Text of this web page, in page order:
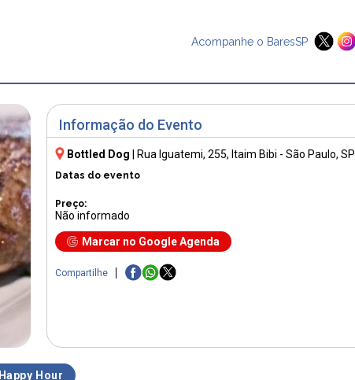
Acompanhe o BaresSP
Informação do Evento
Bottled Dog Rua Iguatemi, 255, Itaim Bibi - São Paulo, SP
Datas do evento
Preço:
Não informado
Marcar no Google Agenda
Compartilhe
Happy Hour